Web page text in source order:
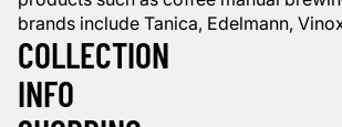
brands include Tanica, Edelmann,
COLLECTION
INFO